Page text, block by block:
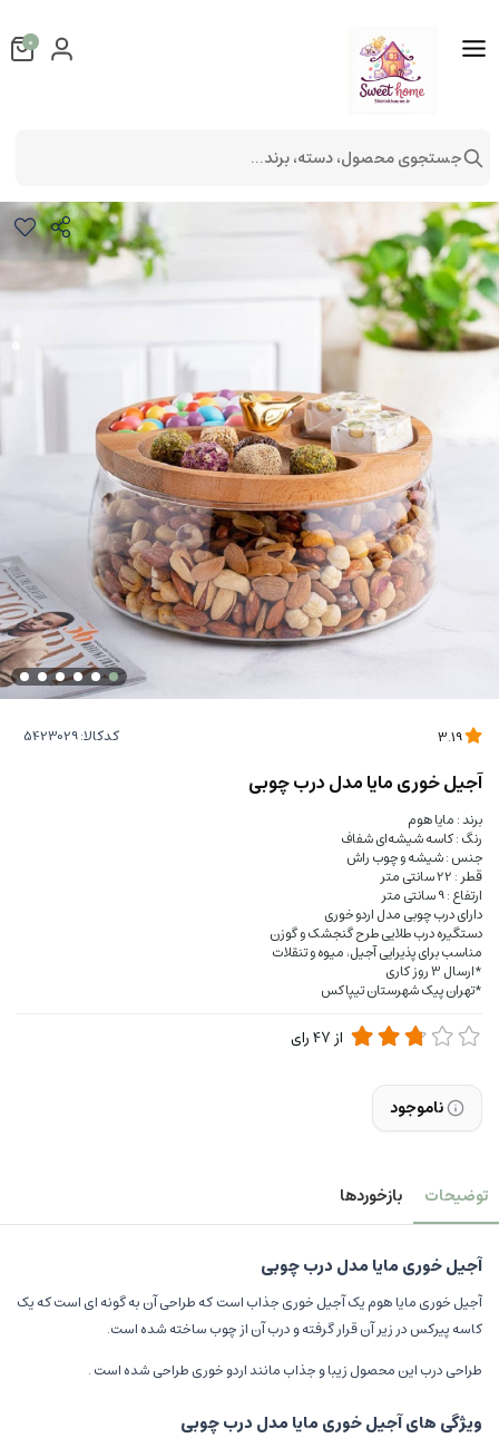
کدکالا:
آجیل خوری مایا مدل درب چوبی
برند : مایا هوم
رنگ : کاسه شیشه‌ای شفاف
جنس : شیشه و چوب راش
قطر : 22 سانتی متر
ارتفاع : 9 سانتی متر
دارای درب چوبی مدل اردو خوری
دستگیره درب طلایی طرح گنجشک و گوزن
مناسب برای پذیرایی آجیل، میوه و تنقلات
*ارسال 3 روز کاری
*تهران پیک شهرستان تیپاکس
از 47رای
ناموجود
توضیحات بازخوردها
آجیل خوری مایا مدل درب چوبی
آجیل خوری مایا هوم یک آجیل خوری جذاب است که طراحی آن به گونه ای است که یک
کاسه پیرکس در زیر آن قرار گرفته و درب آن از چوب ساخته شده است.
طراحی درب این محصول زیبا و جذاب مانند اردو خوری طراحی شده است .
ویژگی های آجیل خوری مایا مدل درب چوبی
0
جستجوی محصول، دسته، برند...